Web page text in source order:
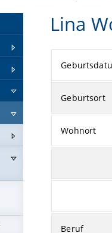
Lina
Geburtsort
Wohnort
Beruf